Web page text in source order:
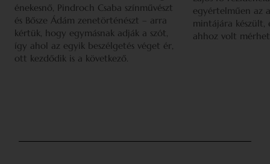
énekesnő, Pindroch Csaba színművészt
és Bősze Ádám zenetörténészt – arra
kértük, hogy egymásnak adják a szót,
így ahol az egyik beszélgetés véget ér,
ott kezdődik is a következő.
egyértelműen az
mintájára készült,
ahhoz volt